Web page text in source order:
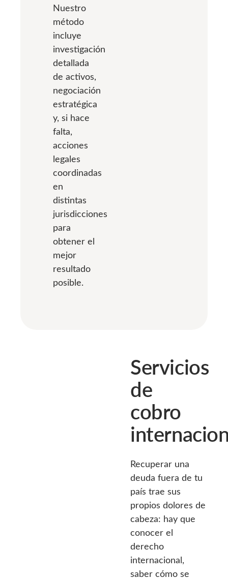
Nuestro
método
incluye
investigación
detallada
de activos,
negociación
estratégica
y, si hace
falta,
acciones
legales
coordinadas
en
distintas
jurisdicciones
para
obtener el
mejor
resultado
posible.
Servicios
de
cobro
Recuperar una
deuda fuera de tu
país trae sus
propios dolores de
cabeza: hay que
conocer el
derecho
internacional,
saber cómo se